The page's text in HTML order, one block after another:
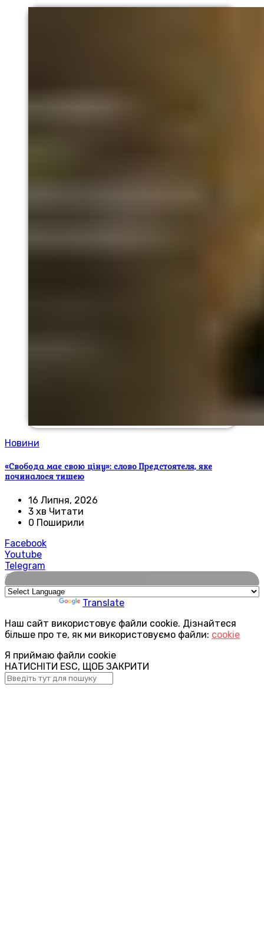
Новини
«Свобода має свою ціну»: слово Предстоятеля, яке
починалося тишею
16 Липня, 2026
3 хв Читати
0 Поширили
Facebook
Youtube
Telegram
🌍
Translate
Наш сайт використовує файли cookie. Дізнайтеся
більше про те, як ми використовуємо файли: cookie
Я приймаю файли cookie
НАТИСНІТИ ESC, ЩОБ ЗАКРИТИ